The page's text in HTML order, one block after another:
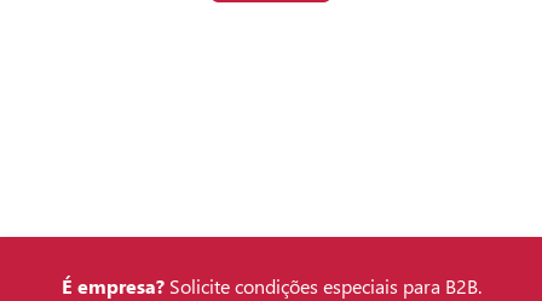
É empresa?Solicite condições especiais para B2B.